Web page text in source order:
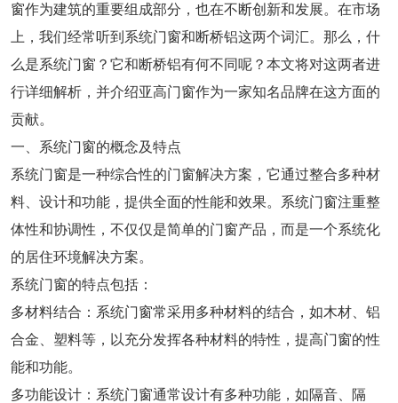
窗作为建筑的重要组成部分，也在不断创新和发展。在市场
上，我们经常听到系统门窗和断桥铝这两个词汇。那么，什
么是系统门窗？它和断桥铝有何不同呢？本文将对这两者进
行详细解析，并介绍亚高门窗作为一家知名品牌在这方面的
贡献。
一、系统门窗的概念及特点
系统门窗是一种综合性的门窗解决方案，它通过整合多种材
料、设计和功能，提供全面的性能和效果。系统门窗注重整
体性和协调性，不仅仅是简单的门窗产品，而是一个系统化
的居住环境解决方案。
系统门窗的特点包括：
多材料结合：系统门窗常采用多种材料的结合，如木材、铝
合金、塑料等，以充分发挥各种材料的特性，提高门窗的性
能和功能。
多功能设计：系统门窗通常设计有多种功能，如隔音、隔